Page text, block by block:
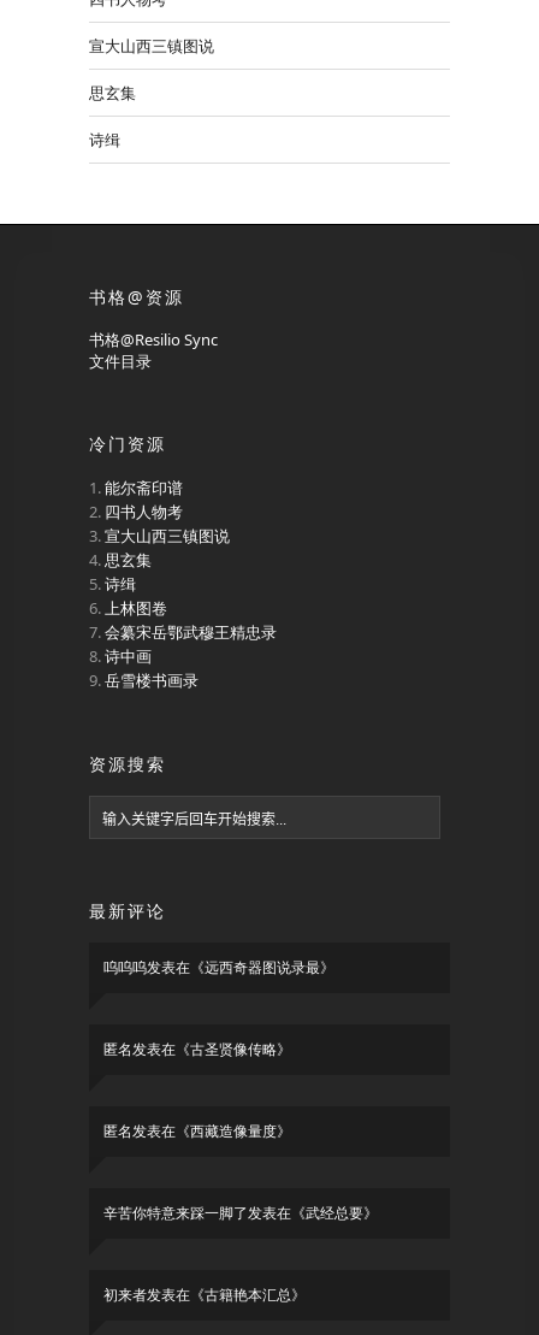
宣大山西三镇图说
思玄集
诗缉
书格@资源
书格@Resilio Sync
文件目录
冷门资源
能尔斋印谱
四书人物考
宣大山西三镇图说
思玄集
诗缉
上林图卷
会纂宋岳鄂武穆王精忠录
诗中画
岳雪楼书画录
资源搜索
最新评论
呜呜呜发表在《远西奇器图说录最》
匿名发表在《古圣贤像传略》
匿名发表在《西藏造像量度》
辛苦你特意来踩一脚了发表在《武经总要》
初来者发表在《古籍艳本汇总》